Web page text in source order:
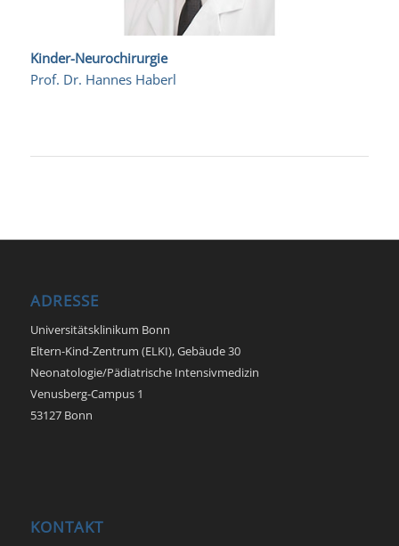
Kinder-Neurochirurgie
Prof. Dr. Hannes Haberl
ADRESSE
Universitätsklinikum Bonn
Eltern-Kind-Zentrum (ELKI), Gebäude 30
Neonatologie/Pädiatrische Intensivmedizin
Venusberg-Campus 1
53127 Bonn
KONTAKT